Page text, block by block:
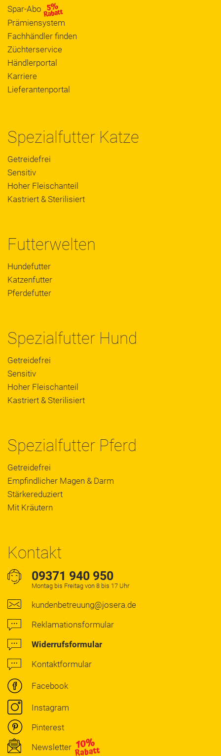
Spar-Abo
Prämiensystem
Fachhändler finden
Züchterservice
Händlerportal
Karriere
Lieferantenportal
Spezialfutter Katze
Getreidefrei
Sensitiv
Hoher Fleischanteil
Kastriert & Sterilisiert
Futterwelten
Hundefutter
Katzenfutter
Pferdefutter
Spezialfutter Hund
Getreidefrei
Sensitiv
Hoher Fleischanteil
Kastriert & Sterilisiert
Spezialfutter Pferd
Getreidefrei
Empfindlicher Magen & Darm
Stärkereduziert
Mit Kräutern
Kontakt
09371 940 950
Montag bis Freitag von 8 bis 17 Uhr
kundenbetreuung@josera.de
Reklamationsformular
Widerrufsformular
Kontaktformular
Facebook
Instagram
Pinterest
Newsletter